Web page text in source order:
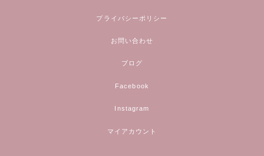
プライバシーポリシー
お問い合わせ
ブログ
Facebook
Instagram
マイアカウント